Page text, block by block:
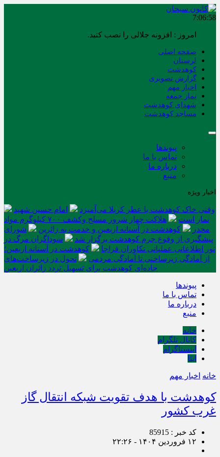
7:06:58
امروز : افزونه جلالی را نصب کنید.
صفحه اصلی
لرستان
کوهدشت
گزارش تصویری
اخبار مهم
نماز جمعه
شهدای کوهدشت
مساجد کوهدشت
پیوندها
تماس با ما
درباره ما
منبع
اخبار ویژه
وقتی خاک کوهدشت با عطر کربلا می‌آمیزد
امام حسین شهید
نماز است
هلاکت چهار شرور مسلح وکشف ۷۰۰ کیلوگرم مواد
مخدر
کوهدشت در آستانه اربعین و خدمت‌ به زائرین
شورای
پیشگیری از وقوع جرم کوهدشت برگزار شد
سوداگران مرگ در
تور اطلاعاتی عملیاتی تکاوران فراجا
کوهدشت در آستانه اربعین؛
از آمادگی زیرساختی تا آمادگی مردمی
تحول در زیرساخت‌های
جاده‌ای کوهدشت برای تسهیل تردد زائران اربعین
پیوندها
تماس با ما
درباره ما
منبع
خانه
کانال تلگرام
اینستاگرام
ایتا
خانه اخبار مهم
کوهدشت با هدف تقویت شبکه انتقال گاز
غرب کشور
کد خبر : 85915
۱۲ فروردین ۱۴۰۴ - ۲۲:۲۶